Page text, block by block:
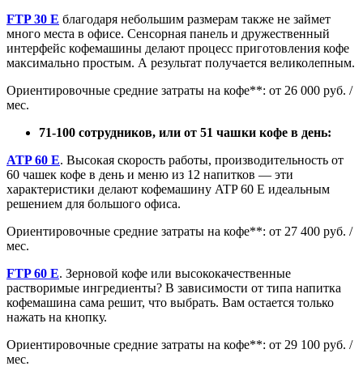
FTP 30 E благодаря небольшим размерам также не займет
много места в офисе. Сенсорная панель и дружественный
интерфейс кофемашины делают процесс приготовления кофе
максимально простым. А результат получается великолепным.
Ориентировочные средние затраты на кофе**: от 26 000 руб. /
мес.
71-100 сотрудников, или от 51 чашки кофе в день:
ATP 60 E. Высокая скорость работы, производительность от
60 чашек кофе в день и меню из 12 напитков — эти
характеристики делают кофемашину ATP 60 E идеальным
решением для большого офиса.
Ориентировочные средние затраты на кофе**: от 27 400 руб. /
мес.
FTP 60 E. Зерновой кофе или высококачественные
растворимые ингредиенты? В зависимости от типа напитка
кофемашина сама решит, что выбрать. Вам остается только
нажать на кнопку.
Ориентировочные средние затраты на кофе**: от 29 100 руб. /
мес.